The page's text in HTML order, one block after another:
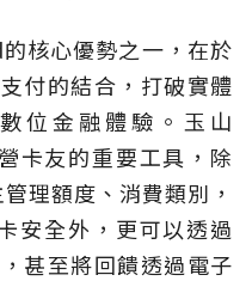
核心優勢之一，在於
付的結合，打破實體
位金融體驗。玉山
卡友的重要工具，除
理額度、消費類別，
安全外，更可以透過
甚至將回饋透過電子